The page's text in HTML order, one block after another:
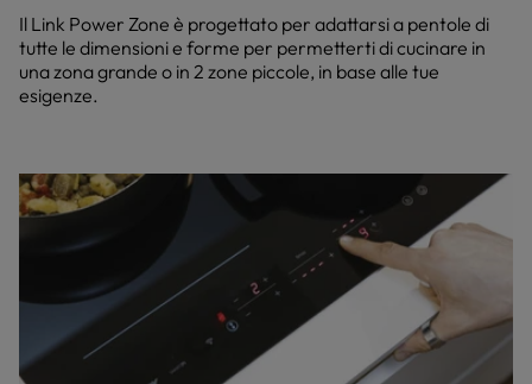
Il Link Power Zone è progettato per adattarsi a pentole di
tutte le dimensioni e forme per permetterti di cucinare in
una zona grande o in 2 zone piccole, in base alle tue
esigenze.